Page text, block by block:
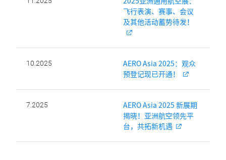
飞行表演、赛事、会议
及其他活动蓄势待发！
10.2025
AERO Asia 2025：观众
预登记现已开通！
7.2025
AERO Asia 2025 新展期
揭晓！亚洲航空领先平
台，共拓新机遇